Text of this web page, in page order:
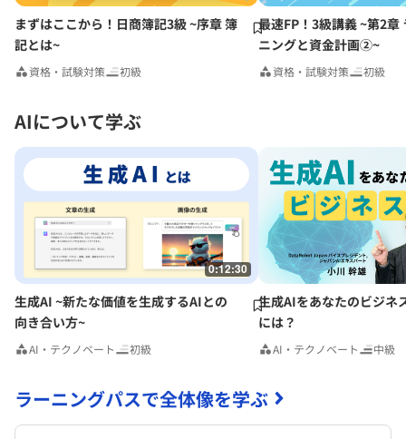
まずはここから！日商簿記3級 ~序章 簿
記とは~
資格・試験対策 初級
最速FP！3級講義 ~第2章
ニングと資金計画②~
資格・試験対策 初級
AIについて学ぶ
0:12:30
生成AI ~新たな価値を生成するAIとの
向き合い方~
AI・テクノベート 初級
生成AIをあなたのビジネ
には？
AI・テクノベート 中級
ラーニングパスで全体像を学ぶ